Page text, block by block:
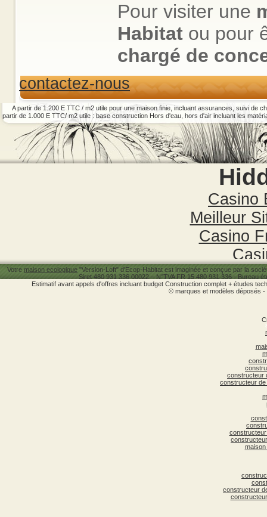
Pour visiter une
Habitat ou pour
chargé de
contactez-nous
A partir de 1.200 E TTC / m2 utile pour une maison finie, incluant assurances, suivi de
partir de 1.000 E TTC/ m2 utile : base construction Hors d'eau, hors d'air incluant les
Casino
Meilleur
Casino
Votre maison ecologique "Version-Loft" d'Ecop-Habitat est imaginée et conçue par la
Siret 480 931 336 00022 – N°TVA FR 15 480 931 336 - Bureau
Estimatif avant appels d'offres incluant budget Construction complet + études
© marques et modèles déposés
constructeur
constructeur de
constructeur
constructeur